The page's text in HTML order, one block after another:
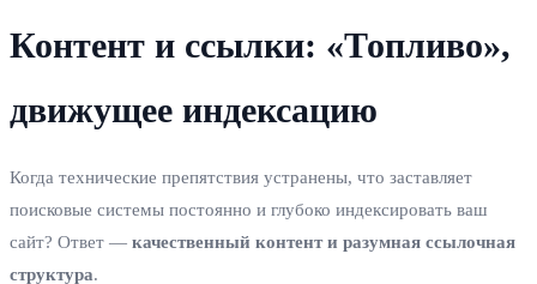
Контент и ссылки: «Топливо»,
движущее индексацию
Когда технические препятствия устранены, что заставляет
поисковые системы постоянно и глубоко индексировать ваш
сайт? Ответ — качественный контент и разумная ссылочная
структура.